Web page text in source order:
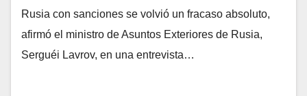
Rusia con sanciones se volvió un fracaso absoluto,
afirmó el ministro de Asuntos Exteriores de Rusia,
Serguéi Lavrov, en una entrevista…